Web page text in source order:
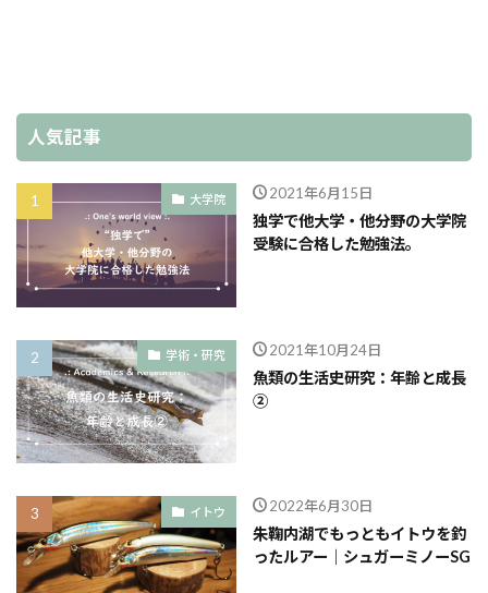
人気記事
大学院 2021年6月15日
独学で他大学・他分野の大学院
受験に合格した勉強法。
学術・研究 2021年10月24日
魚類の生活史研究：年齢と成長
②
イトウ 2022年6月30日
朱鞠内湖でもっともイトウを釣
ったルアー｜シュガーミノーSG